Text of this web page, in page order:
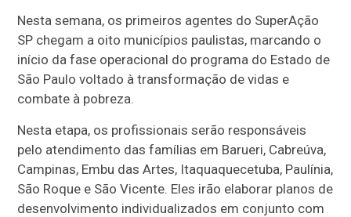
Nesta semana, os primeiros agentes do SuperAção
SP chegam a oito municípios paulistas, marcando o
início da fase operacional do programa do Estado de
São Paulo voltado à transformação de vidas e
combate à pobreza.
Nesta etapa, os profissionais serão responsáveis
pelo atendimento das famílias em Barueri, Cabreúva,
Campinas, Embu das Artes, Itaquaquecetuba, Paulínia,
São Roque e São Vicente. Eles irão elaborar planos de
desenvolvimento individualizados em conjunto com